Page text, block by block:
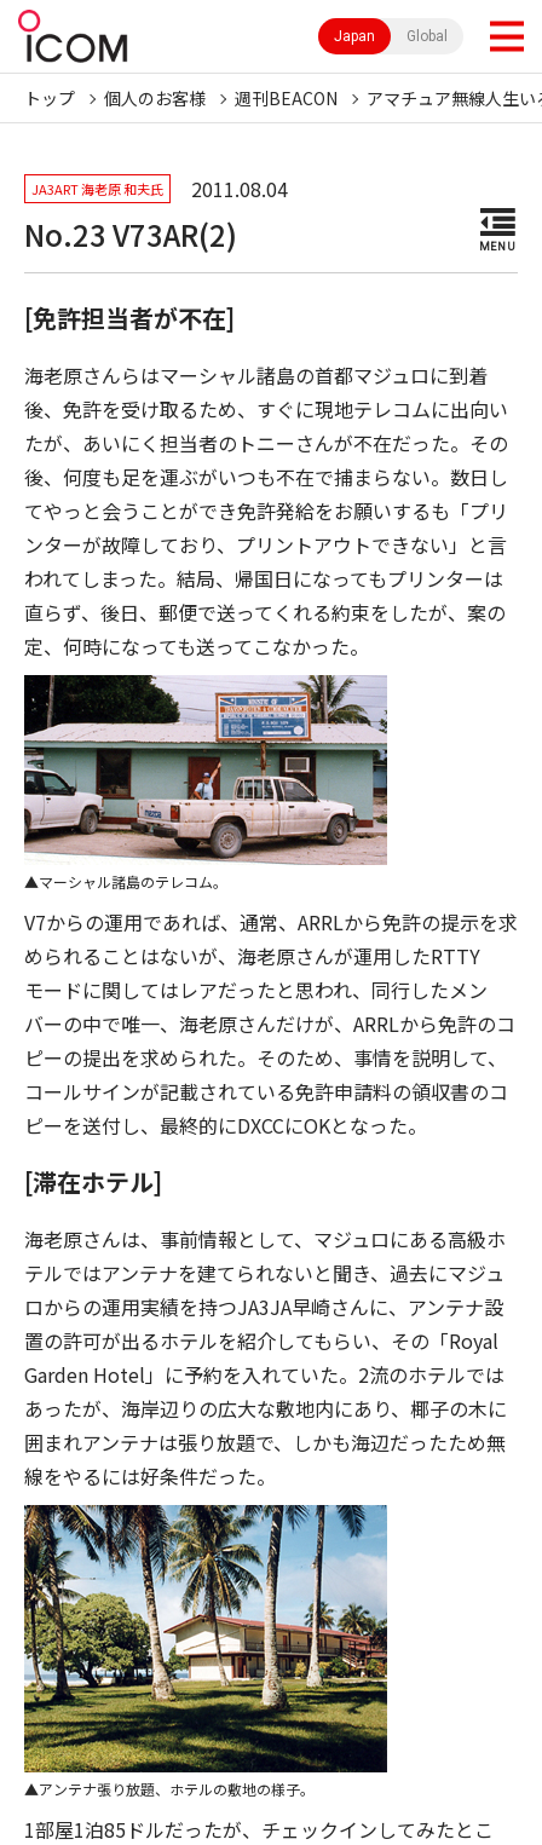
Japan Global
トップ 個人のお客様 週刊BEACON アマチュア無線人生い
JA3ART 海老原 和夫氏 2011.08.04
No.23 V73AR(2) MENU
[免許担当者が不在]
海老原さんらはマーシャル諸島の首都マジュロに到着
後、免許を受け取るため、すぐに現地テレコムに出向い
たが、あいにく担当者のトニーさんが不在だった。その
後、何度も足を運ぶがいつも不在で捕まらない。数日し
てやっと会うことができ免許発給をお願いするも「プリ
ンターが故障しており、プリントアウトできない」と言
われてしまった。結局、帰国日になってもプリンターは
直らず、後日、郵便で送ってくれる約束をしたが、案の
定、何時になっても送ってこなかった。
マーシャル諸島のテレコム。
V7からの運用であれば、通常、ARRLから免許の提示を求
められることはないが、海老原さんが運用したRTTY
モードに関してはレアだったと思われ、同行したメン
バーの中で唯一、海老原さんだけが、ARRLから免許のコ
ピーの提出を求められた。そのため、事情を説明して、
コールサインが記載されている免許申請料の領収書のコ
ピーを送付し、最終的にDXCCにOKとなった。
[滞在ホテル]
海老原さんは、事前情報として、マジュロにある高級ホ
テルではアンテナを建てられないと聞き、過去にマジュ
ロからの運用実績を持つJA3JA早崎さんに、アンテナ設
置の許可が出るホテルを紹介してもらい、その「Royal
Garden Hotel」に予約を入れていた。2流のホテルでは
あったが、海岸辺りの広大な敷地内にあり、椰子の木に
囲まれアンテナは張り放題で、しかも海辺だったため無
線をやるには好条件だった。
アンテナ張り放題、ホテルの敷地の様子。
1部屋1泊85ドルだったが、チェックインしてみたとこ